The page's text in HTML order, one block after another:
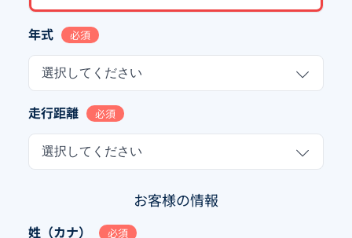
年式 必須
選択してください
走行距離 必須
選択してください
お客様の情報
姓（カナ） 必須